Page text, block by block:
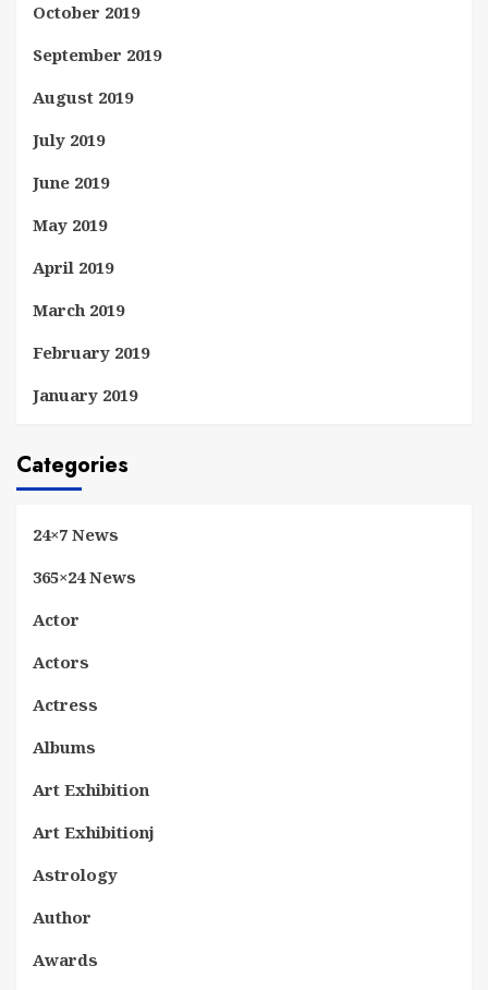
October 2019
September 2019
August 2019
July 2019
June 2019
May 2019
April 2019
March 2019
February 2019
January 2019
Categories
24×7 News
365×24 News
Actor
Actors
Actress
Albums
Art Exhibition
Art Exhibitionj
Astrology
Author
Awards